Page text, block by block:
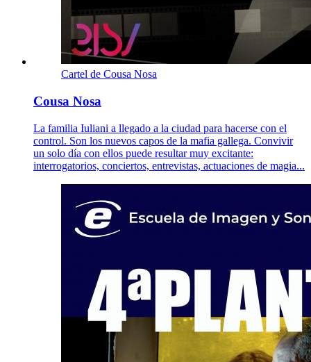
Cartel de Cousa Nosa
Cousa Nosa
La familia Iuliani a llegado a la ciudad para hacerse con el
control. Son los nuevos capos de la mafia gallega. Convivir
un solo día con ellos puede resultar muy excitante:
interrogatorios, conciertos, entrevistas, actuaciones de magia...